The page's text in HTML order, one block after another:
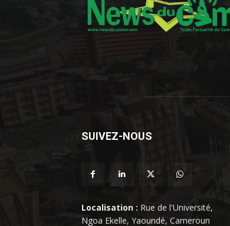
SUIVEZ-NOUS
Localisation : Rue de l'Université,
Ngoa Ekelle, Yaoundé, Cameroun